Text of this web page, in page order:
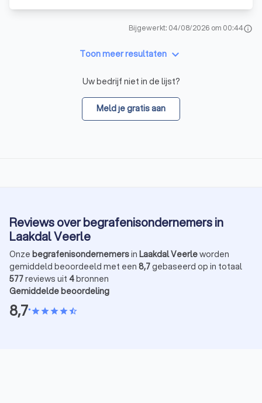
Bijgewerkt: 04/08/2026 om 00:44info
Toon meer resultaten keyboard_arrow_down
Uw bedrijf niet in de lijst?
Meld je gratis aan
Reviews over begrafenisondernemers in
Laakdal Veerle
Onze begrafenisondernemersin Laakdal Veerleworden
gemiddeld beoordeeld met een 8,7gebaseerd op in totaal
577reviews uit 4bronnen
Gemiddelde beoordeling
8,7•starstarstarstarstar_half